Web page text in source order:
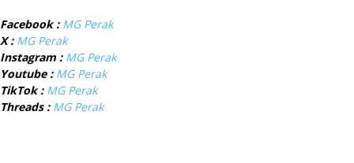
Facebook : MG Perak
X : MG Perak
Instagram : MG Perak
Youtube : MG Perak
TikTok : MG Perak
Threads : MG Perak